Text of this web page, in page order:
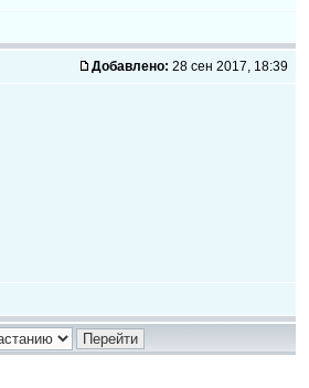
Добавлено: 28 сен 2017, 18:39